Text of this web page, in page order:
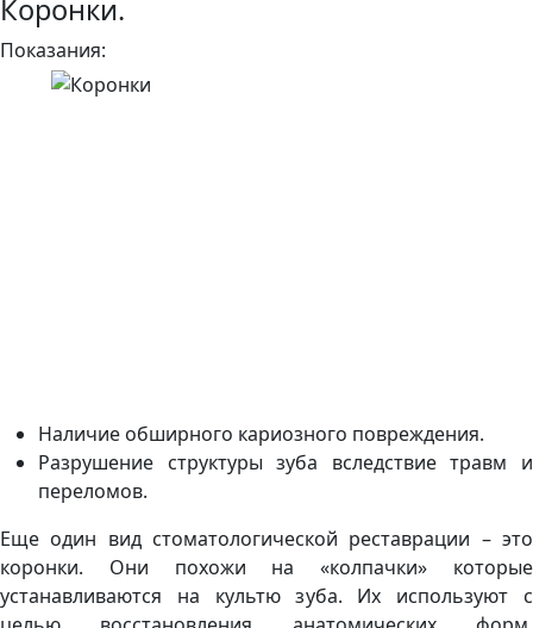
Коронки.
Показания:
Наличие обширного кариозного повреждения.
Разрушение структуры зуба вследствие травм и
переломов.
Еще один вид стоматологической реставрации – это
коронки. Они похожи на «колпачки» которые
устанавливаются на культю зуба. Их используют с